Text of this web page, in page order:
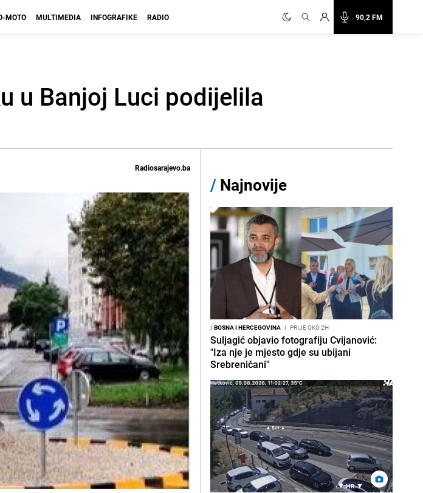
90,2 FM
MOTO MULTIMEDIA INFOGRAFIKE RADIO
u Banjoj Luci podijelila
Radiosarajevo.ba
/ Najnovije
/BOSNA I HERCEGOVINA I PRIJE OKO 2H
Suljagić objavio fotografiju Cvijanović:
"Iza nje je mjesto gdje su ubijani
Srebreničani"